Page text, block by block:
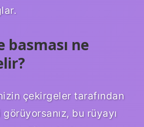
basması ne
çekirgeler tarafından
bu rüyayı